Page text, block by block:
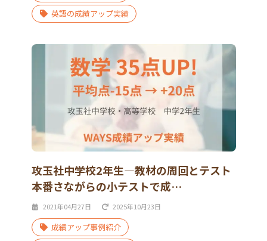
英語の成績アップ実績
攻玉社中学校2年生―教材の周回とテスト
本番さながらの小テストで成…
2021年04月27日 2025年10月23日
成績アップ事例紹介